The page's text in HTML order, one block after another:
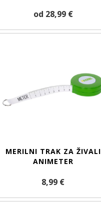
od 28,99 €
MERILNI TRAK ZA ŽIVALI
ANIMETER
8,99 €